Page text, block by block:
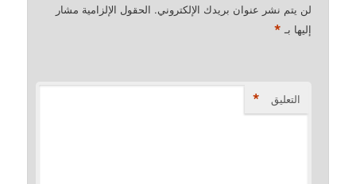
لن يتم نشر عنوان بريدك الإلكتروني. الحقول الإلزامية مشار
إليها بـ *
التعليق *